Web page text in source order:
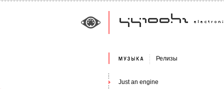
Релизы
Just an engine